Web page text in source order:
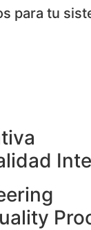
para tu